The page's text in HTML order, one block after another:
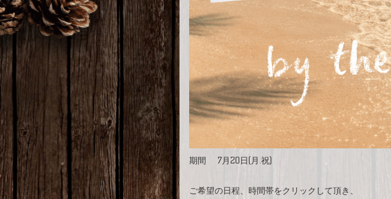
期間 7月20日(月.祝)
ご希望の日程、時間帯をクリックして頂き、